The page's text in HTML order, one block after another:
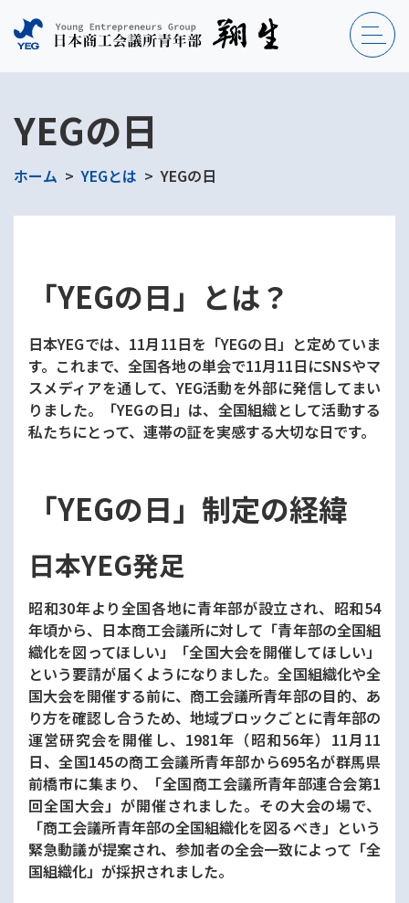
YEGの日
ホーム YEGとは YEGの日
「YEGの日」とは？
日本YEGでは、11月11日を「YEGの日」と定めていま
す。これまで、全国各地の単会で11月11日にSNSやマ
スメディアを通して、YEG活動を外部に発信してまい
りました。「YEGの日」は、全国組織として活動する
私たちにとって、連帯の証を実感する大切な日です。
「YEGの日」制定の経緯
日本YEG発足
昭和30年より全国各地に青年部が設立され、昭和54
年頃から、日本商工会議所に対して「青年部の全国組
織化を図ってほしい」「全国大会を開催してほしい」
という要請が届くようになりました。全国組織化や全
国大会を開催する前に、商工会議所青年部の目的、あ
り方を確認し合うため、地域ブロックごとに青年部の
運営研究会を開催し、1981年（昭和56年）11月11
日、全国145の商工会議所青年部から695名が群馬県
前橋市に集まり、「全国商工会議所青年部連合会第1
回全国大会」が開催されました。その大会の場で、
「商工会議所青年部の全国組織化を図るべき」という
緊急動議が提案され、参加者の全会一致によって「全
国組織化」が採択されました。